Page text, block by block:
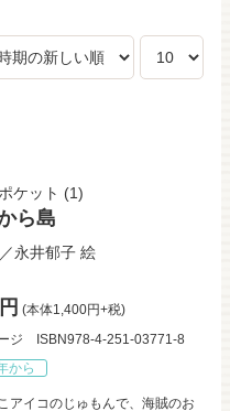
ケット (1)
ら島
永井郁子 絵
(本体1,400円+税)
ジ
ISBN978-4-251-03771-8
から
アイコのじゅもんで、海賊のお